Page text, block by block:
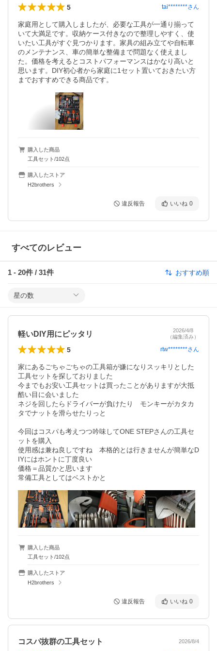
5 tai********さん
家庭用として購入しましたが、必要な工具が一通り揃って
いて大満足です。収納ケース付きなので整理しやすく、使
いたい工具がすぐ見つかります。家具の組み立てや自転車
のメンテナンス、車の簡単な整備まで問題なく使えまし
た。価格を考えるとコストパフォーマンスはかなり高いと
思います。DIY初心者から家庭に1セット置いておきたい方
までおすすめできる商品です。
購入した商品
工具セット/102点
購入したストア
H2brothers
違反報告 いいね 0
すべてのレビュー
1 - 20件 / 31件 おすすめ順
星の数
軽いDIY用にピッタリ
2026/4/8
（編集済み）
5 rtw********さん
家にあるごちゃごちゃの工具箱が嫌になりスッキリとした
工具セットを探しておりました
今までもお安い工具セットは買ったことがありますが大抵
酷い目に会いました
ネジを回したらドライバーが負けたり　モンキーがカタカ
タでナットを滑らせたりっと
今回はコスパも考えつつ吟味してONE STEPさんの工具セ
ットを購入
使用感は兼ね良しですね　本格的とは行きませんが簡単なD
IYにはホントに丁度良い
価格＝品質かと思います
常備工具としてはベストかと
購入した商品
工具セット/102点
購入したストア
H2brothers
違反報告 いいね 0
コスパ抜群の工具セット 2026/8/4